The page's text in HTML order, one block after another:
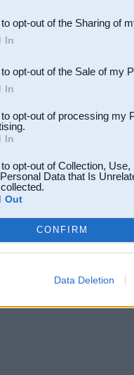
Participants
opt-out of the Sharing of
In
opt-out of the Sale of my
In
opt-out of processing my
In
opt-out of Collection,
Data that Is
Out
CONFIRM
Data Deletion